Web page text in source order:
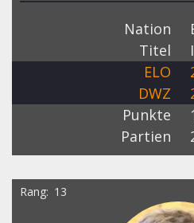
Nation
Titel
ELO
DWZ
Punkte
Partien
Rang 13